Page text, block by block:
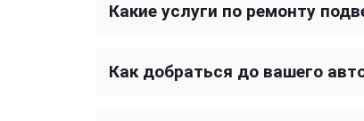
Какие услуги по ремонту
Как добраться до вашего